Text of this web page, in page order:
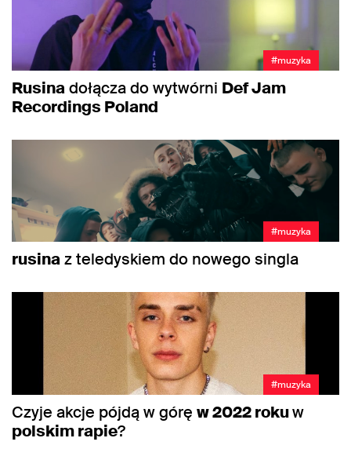
#muzyka
Rusinadołącza do wytwórni Def Jam
Recordings Poland
#muzyka
rusinaz teledyskiem do nowego singla
#muzyka
Czyje akcje pójdą w górę w 2022 rokuw
polskim rapie?